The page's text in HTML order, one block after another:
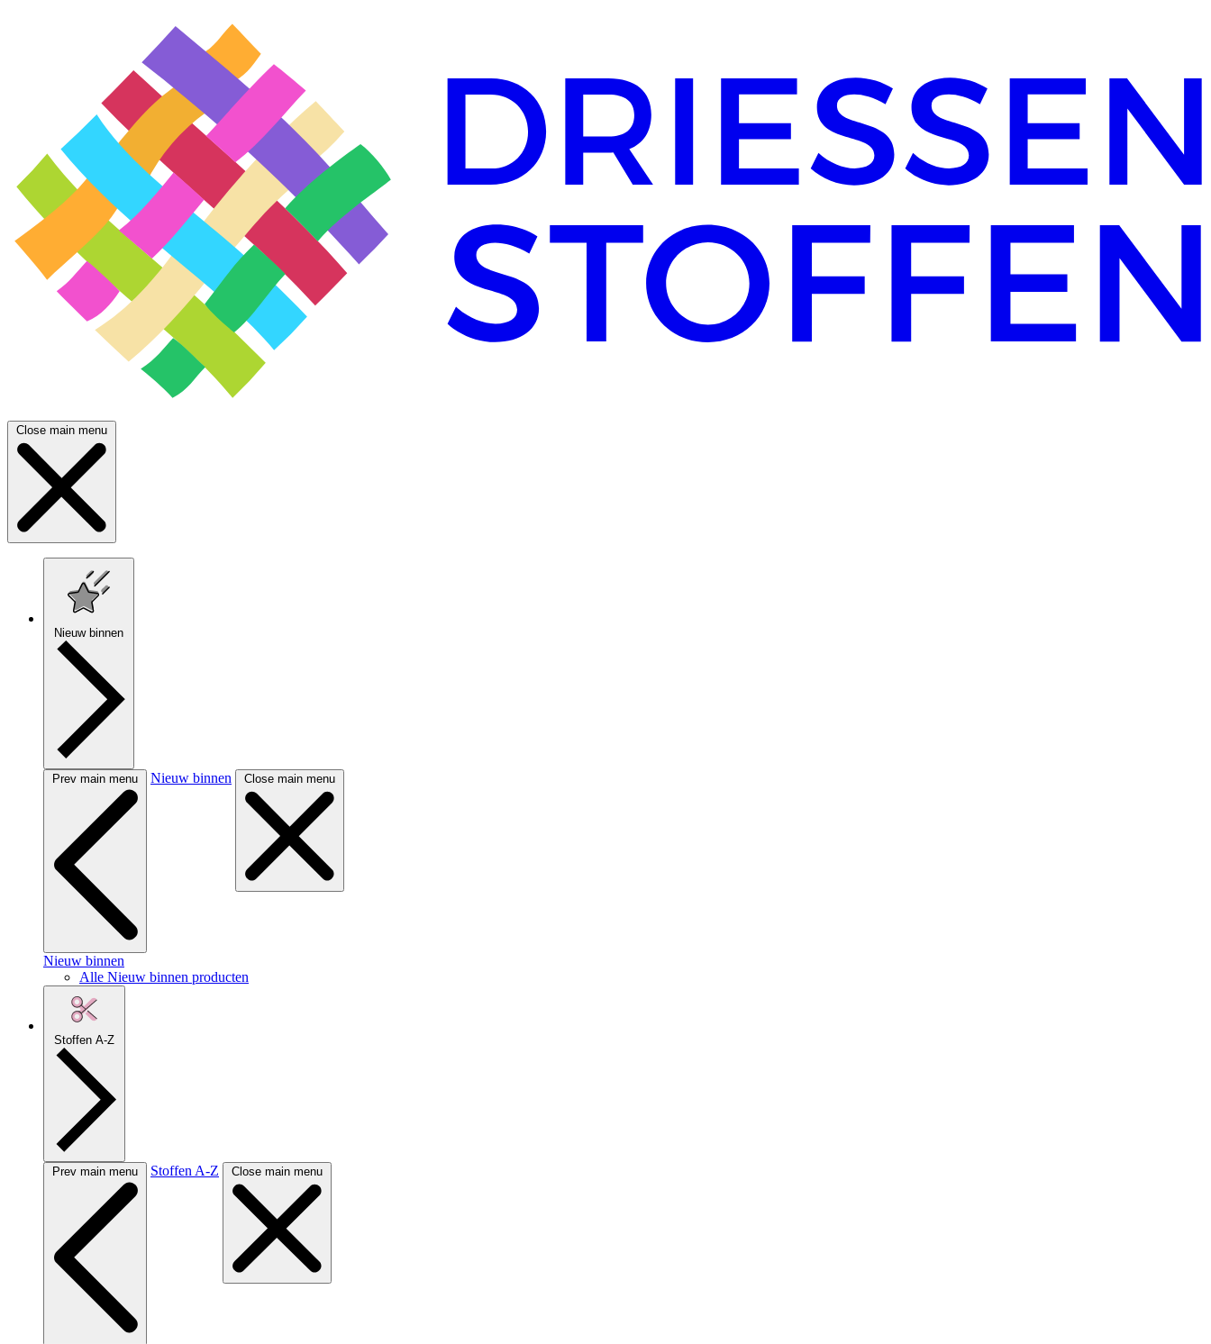
Close main menu
Nieuw binnen
Prev main menu Nieuw binnen Close main menu
Nieuw binnen
Alle Nieuw binnen producten
Stoffen A-Z
Prev main menu Stoffen A-Z Close main menu